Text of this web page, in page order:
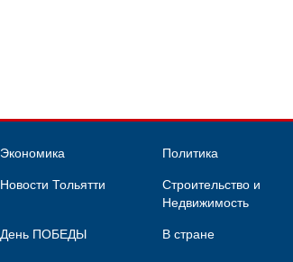
Экономика Политика
Новости Тольятти
Строительство и
Недвижимость
День ПОБЕДЫ В стране